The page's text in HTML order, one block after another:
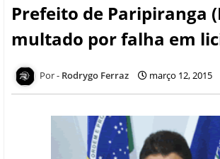
Prefeito de Paripiranga
multado por falha em
Rodrygo Ferraz março 12, 2015